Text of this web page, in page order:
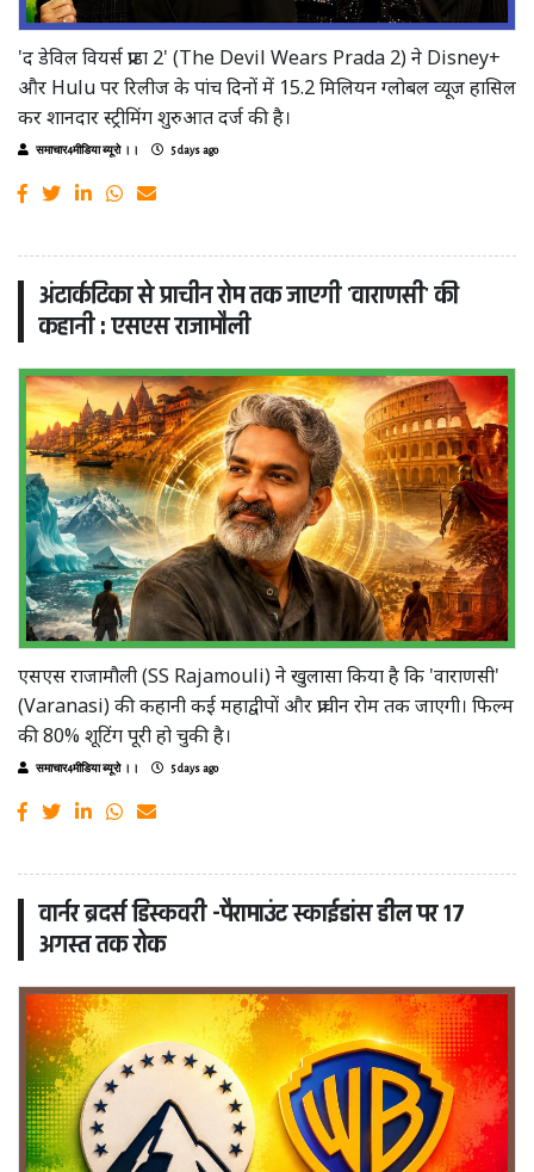
'द डेविल वियर्स प्राडा 2' (The Devil Wears Prada 2) ने Disney+
और Hulu पर रिलीज के पांच दिनों में 15.2 मिलियन ग्लोबल व्यूज हासिल
कर शानदार स्ट्रीमिंग शुरुआत दर्ज की है।
समाचार4मीडिया ब्यूरो ।। 5 days ago
अंटार्कटिका से प्राचीन रोम तक जाएगी 'वाराणसी' की
कहानी : एसएस राजामौली
एसएस राजामौली (SS Rajamouli) ने खुलासा किया है कि 'वाराणसी'
(Varanasi) की कहानी कई महाद्वीपों और प्राचीन रोम तक जाएगी। फिल्म
की 80% शूटिंग पूरी हो चुकी है।
समाचार4मीडिया ब्यूरो ।। 5 days ago
वार्नर ब्रदर्स डिस्कवरी -पैरामाउंट स्काईडांस डील पर 17
अगस्त तक रोक